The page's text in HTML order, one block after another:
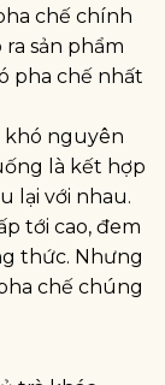
chế chính
sản phẩm
pha chế nhất
khó nguyên
là kết hợp
lại với nhau.
tới cao, đem
thức. Nhưng
chế chúng